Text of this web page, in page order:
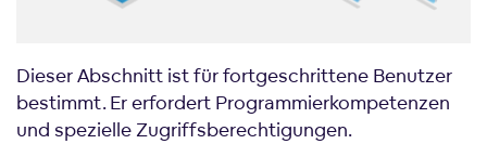
Dieser Abschnitt ist für fortgeschrittene Benutzer
bestimmt. Er erfordert Programmierkompetenzen
und spezielle Zugriffsberechtigungen.